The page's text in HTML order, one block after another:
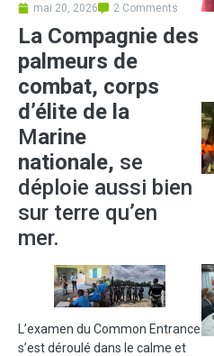
mai 20, 2026
2 Comments
La Compagnie des
palmeurs de
combat, corps
d’élite de la
Marine
nationale, se
déploie aussi bien
sur terre qu’en
mer.
L’examen du Common Entrance
s’est déroulé dans le calme et